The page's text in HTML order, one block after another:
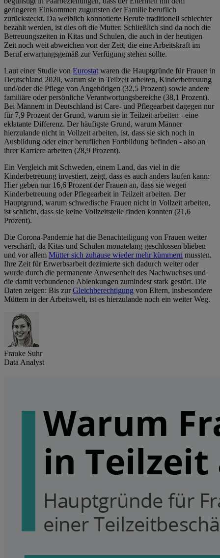
geringeren Einkommen zugunsten der Familie beruflich
zurücksteckt. Da weiblich konnotierte Berufe traditionell schlechter
bezahlt werden, ist dies oft die Mutter. Schließlich sind da noch die
Betreuungszeiten in Kitas und Schulen, die auch in der heutigen
Zeit noch weit abweichen von der Zeit, die eine Arbeitskraft im
Beruf erwartungsgemäß zur Verfügung stehen sollte.
Laut einer Studie von Eurostatwaren die Hauptgründe für Frauen in
Deutschland 2020, warum sie in Teilzeit arbeiten, Kinderbetreuung
und/oder die Pflege von Angehörigen (32,5 Prozent) sowie andere
familiäre oder persönliche Verantwortungsbereiche (38,1 Prozent).
Bei Männern in Deutschland ist Care- und Pflegearbeit dagegen nur
für 7,9 Prozent der Grund, warum sie in Teilzeit arbeiten - eine
eklatante Differenz. Der häufigste Grund, warum Männer
hierzulande nicht in Vollzeit arbeiten, ist, dass sie sich noch in
Ausbildung oder einer beruflichen Fortbildung befinden - also an
ihrer Karriere arbeiten (28,9 Prozent).
Ein Vergleich mit Schweden, einem Land, das viel in die
Kinderbetreuung investiert, zeigt, dass es auch anders laufen kann:
Hier geben nur 16,6 Prozent der Frauen an, dass sie wegen
Kinderbetreuung oder Pflegearbeit in Teilzeit arbeiten. Der
Hauptgrund, warum schwedische Frauen nicht in Vollzeit arbeiten,
ist schlicht, dass sie keine Vollzeitstelle finden konnten (21,6
Prozent).
Die Corona-Pandemie hat die Benachteiligung von Frauen weiter
verschärft, da Kitas und Schulen monatelang geschlossen blieben
und vor allem Mütter sich zuhause wieder mehr kümmern mussten.
Ihre Zeit für Erwerbsarbeit dezimierte sich dadurch weiter oder
wurde durch die permanente Anwesenheit des Nachwuchses und
die damit verbundenen Ablenkungen zumindest stark gestört. Die
Daten zeigen: Bis zurGleichberechtigung von Eltern, insbesondere
Müttern in der Arbeitswelt, ist es hierzulande noch ein weiter Weg.
Frauke Suhr
Data Analyst